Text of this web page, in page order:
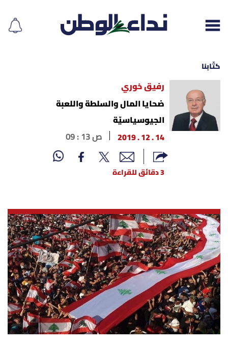
إقرأ الجريدة
لبنان
محليات
أسرار
متفرقات
نداء القرّاء
خاص الموقع
كتّابنا
رفيق خوري
ضحايا المال والسلطة واللعبة
الجيوسياسيّة
14 . 12 . 2019
09 : 13 ص
3 دقائق للقراءة